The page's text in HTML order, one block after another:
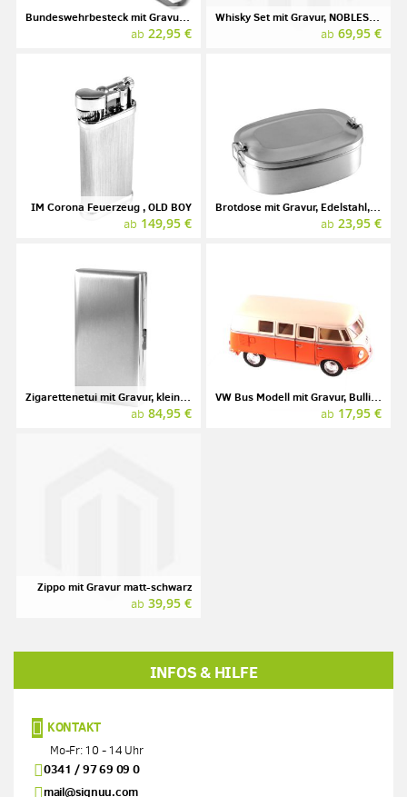
Bundeswehrbesteck mit Gravur, Edelstahl
ab 22,95 €
Whisky Set mit Gravur, NOBLESSE, NACHTMANN
ab 69,95 €
IM Corona Feuerzeug , OLD BOY
ab 149,95 €
Brotdose mit Gravur, Edelstahl, 0,75 l
ab 23,95 €
Zigarettenetui mit Gravur, klein, TSUBOTA PEARL
ab 84,95 €
VW Bus Modell mit Gravur, Bulli, diverse Farben
ab 17,95 €
Zippo mit Gravur matt-schwarz
ab 39,95 €
INFOS & HILFE
KONTAKT
Mo-Fr: 10 - 14 Uhr
0341 / 97 69 09 0
mail@signuu.com